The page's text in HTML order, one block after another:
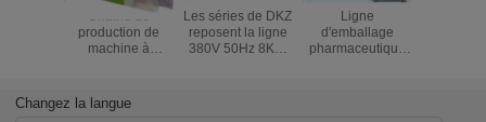
Chaîne de
production de
machine à
fiole d'ampoule
complètement
Les séries de DKZ
reposent la ligne
380V 50Hz 8KW
Ligne
d'emballage
pharmaceutique
Changez la langue